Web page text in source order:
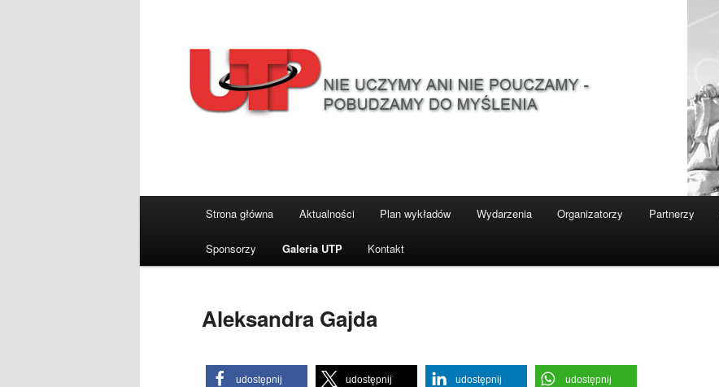
Strona główna Aktualności Plan wykładów Wydarzenia Organizatorzy Partnerzy
Sponsorzy Galeria UTP Kontakt
Aleksandra Gajda
udostępnij udostępnij udostępnij udostępnij